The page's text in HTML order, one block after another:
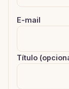
E-mail
Título